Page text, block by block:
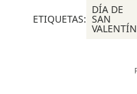
ETIQUETAS:
DÍA DE
SAN
VALENTÍN